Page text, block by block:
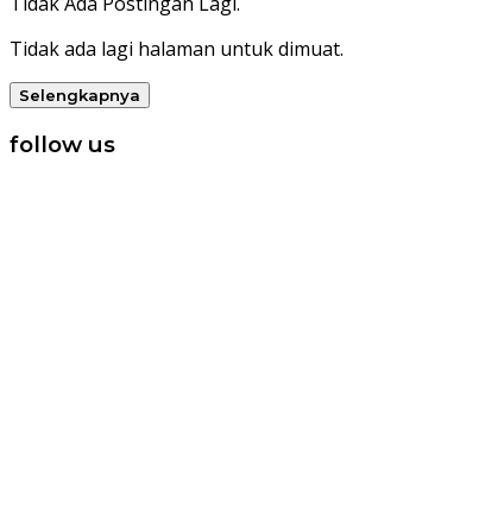
Tidak ada lagi halaman untuk dimuat.
Selengkapnya
follow us